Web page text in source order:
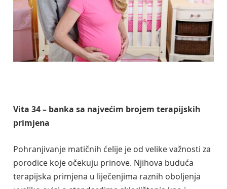
Vita 34 – banka sa najvećim brojem terapijskih
primjena
Pohranjivanje matičnih ćelije je od velike važnosti za
porodice koje očekuju prinove. Njihova buduća
terapijska primjena u liječenjima raznih oboljenja